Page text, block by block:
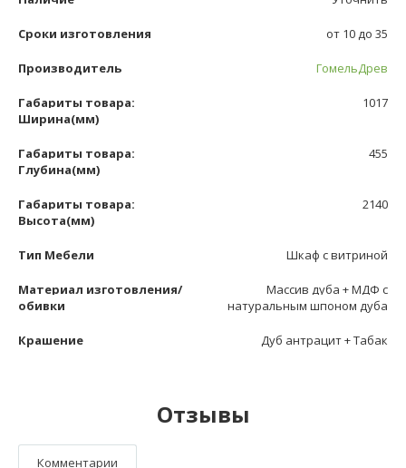
Сроки изготовления от 10 до 35
Производитель ГомельДрев
Габариты товара:
Ширина(мм)
1017
Габариты товара:
Глубина(мм)
455
Габариты товара:
Высота(мм)
2140
Тип Мебели Шкаф с витриной
Материал изготовления/
обивки
Массив дуба + МДФ с
натуральным шпоном дуба
Крашение Дуб антрацит + Табак
Отзывы
Комментарии